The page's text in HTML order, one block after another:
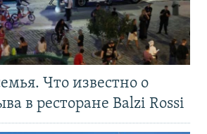
Что известно о
в ресторане Balzi Rossi